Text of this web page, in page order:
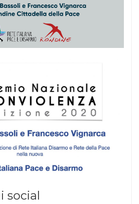
social